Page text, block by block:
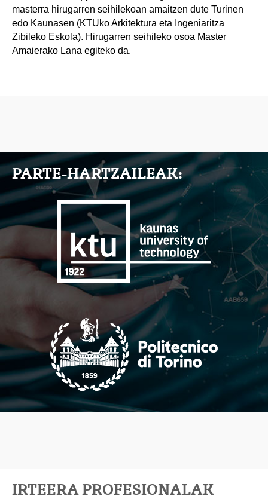
masterra hirugarren seihilekoan amaitzen dute Turinen
edo Kaunasen (KTUko Arkitektura eta Ingeniaritza
Zibileko Eskola). Hirugarren seihileko osoa Master
Amaierako Lana egiteko da.
PARTE-HARTZAILEAK:
IRTEERA PROFESIONALAK